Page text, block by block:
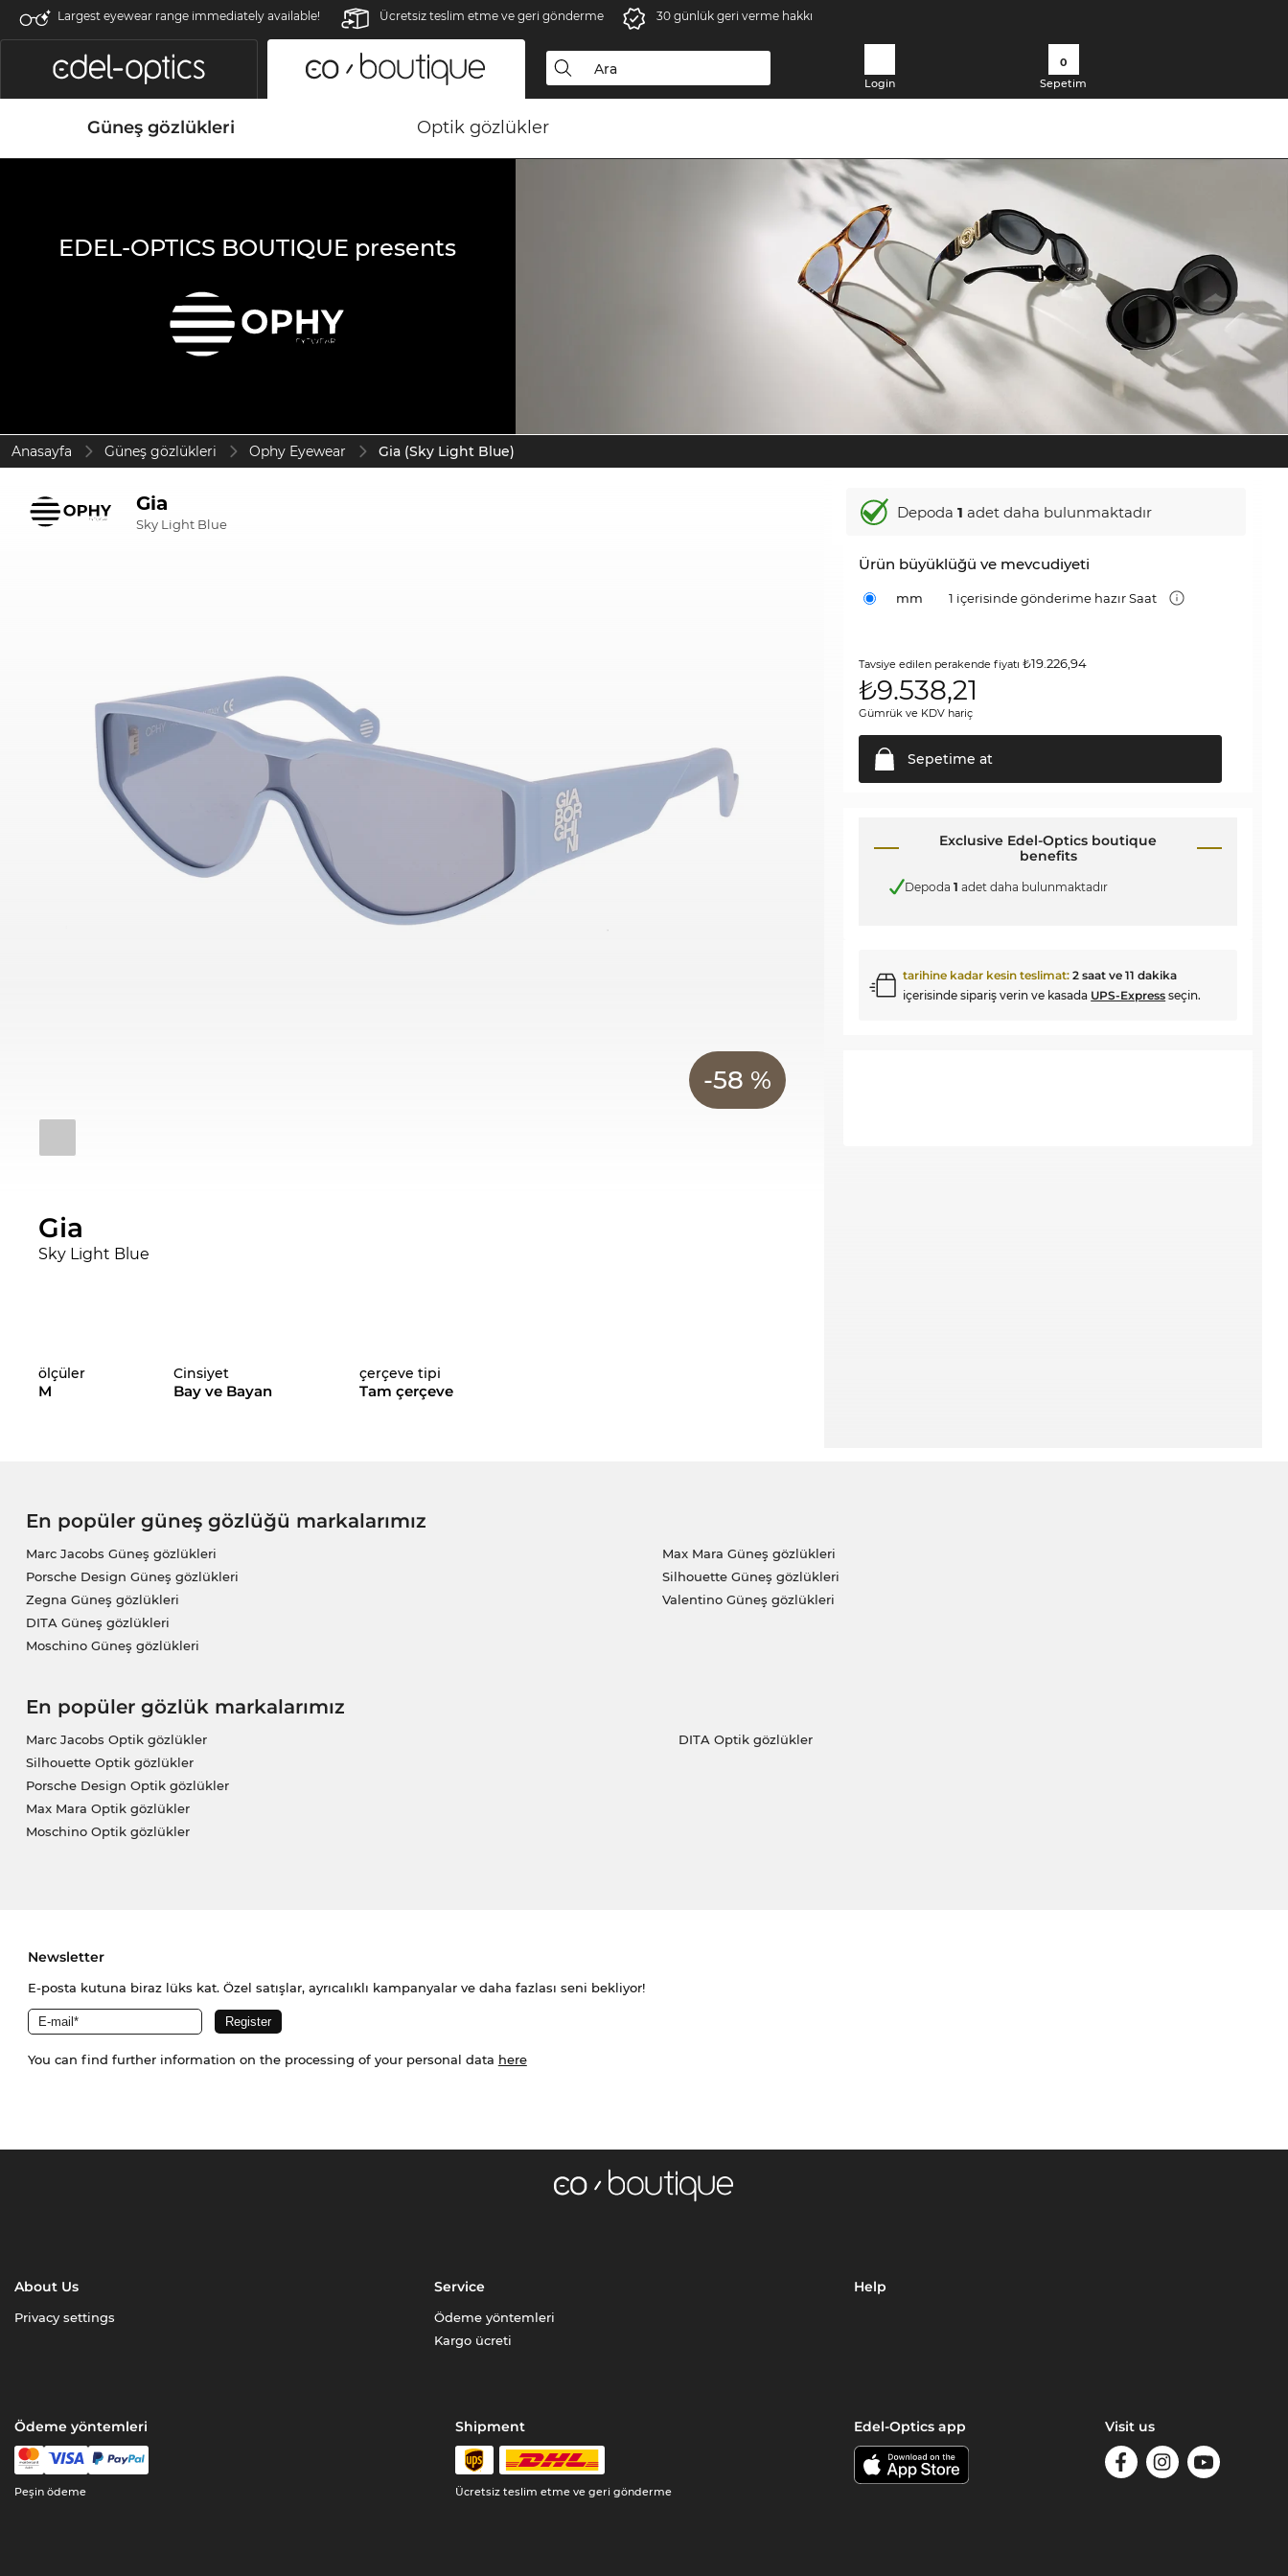
Largest eyewear range immediately available! Ücretsiz teslim etme ve geri gönderme 30 günlük geri verme hakkı
Login
0
Sepetim
Güneş gözlükleri Optik gözlükler
EDEL-OPTICS BOUTIQUE presents
Anasayfa Güneş gözlükleri Ophy Eyewear Gia (Sky Light Blue)
Gia
Sky Light Blue
-58 %
Gia
Sky Light Blue
ölçüler
M
Cinsiyet
Bay ve Bayan
çerçeve tipi
Tam çerçeve
Depoda1 adet daha bulunmaktadır
Ürün büyüklüğü ve mevcudiyeti
mm 1 içerisinde gönderime hazır Saat
Tavsiye edilen perakende fiyatı₺19.226,94
₺9.538,21
Gümrük ve KDV hariç
Sepetime at
Exclusive Edel-Optics boutique
benefits
Depoda1 adet daha bulunmaktadır
tarihine kadar kesin teslimat: 2 saat ve 11 dakika
içerisinde sipariş verin ve kasada UPS-Express seçin.
En popüler güneş gözlüğü markalarımız
Marc Jacobs Güneş gözlükleri
Porsche Design Güneş gözlükleri
Zegna Güneş gözlükleri
DITA Güneş gözlükleri
Moschino Güneş gözlükleri
Max Mara Güneş gözlükleri
Silhouette Güneş gözlükleri
Valentino Güneş gözlükleri
En popüler gözlük markalarımız
Marc Jacobs Optik gözlükler
Silhouette Optik gözlükler
Porsche Design Optik gözlükler
Max Mara Optik gözlükler
Moschino Optik gözlükler
DITA Optik gözlükler
Newsletter
E-posta kutuna biraz lüks kat. Özel satışlar, ayrıcalıklı kampanyalar ve daha fazlası seni bekliyor!
You can find further information on the processing of your personal data here
About Us
Privacy settings
Service
Ödeme yöntemleri
Kargo ücreti
Help
Ödeme yöntemleri
Peşin ödeme
Shipment
Ücretsiz teslim etme ve geri gönderme
Edel-Optics app Visit us